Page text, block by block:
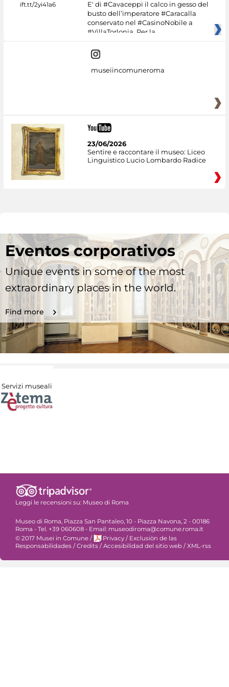
E' di #Cavaceppi il calco in gesso del
busto dell’imperatore #Caracalla
conservato nel #CasinoNobile a
#VillaTorlonia. Per la
museiincomuneroma
23/06/2026
Sentire e raccontare il museo: Liceo
Linguistico Lucio Lombardo Radice
Eventos corporativos
Unique events in some of the most
extraordinary places in the world.
Find more
Servizi museali
Leggi le recensioni su: Museo di Roma
Museo di Roma, Piazza San Pantaleo, 10 - Piazza Navona, 2 - 00186
Roma - Tel. +39 060608 - Email: museodiroma@comune.roma.it
© 2017 Musei in Comune / Privacy / Exclusiòn de las
Responsabilidades / Credits / Accesibilidad del sitio web / XML-rss